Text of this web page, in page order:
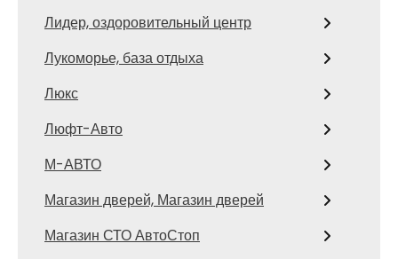
Лидер, оздоровительный центр
Лукоморье, база отдыха
Люкс
Люфт-Авто
М-АВТО
Магазин дверей, Магазин дверей
Магазин СТО АвтоСтоп